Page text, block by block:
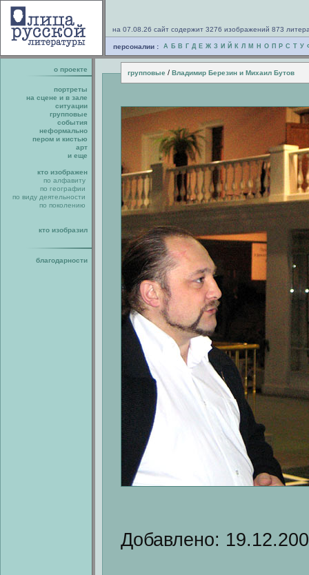
на 07.08.26 сайт содержит 3276 изображений 873
персоналии : А Б В Г Д Е Ж З И Й К Л М Н О П Р С Т У
о проекте групповые / Владимир Березин и Михаил Бутов
портреты
на сцене и в зале
ситуации
групповые
события
неформально
пером и кистью
арт
и еще
кто изображен
по алфавиту
по географии
по виду деятельности
по поколению
кто изобразил
благодарности
Добавлено: